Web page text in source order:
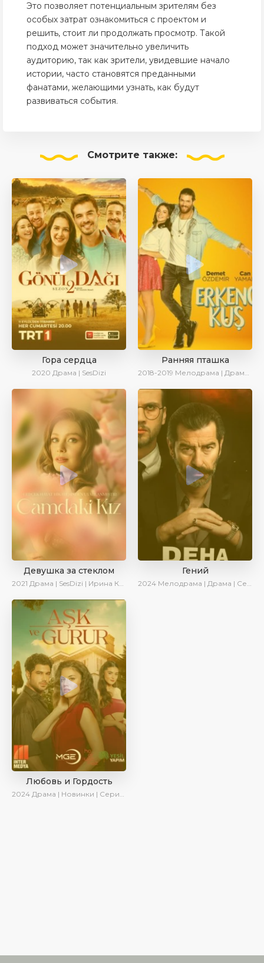
Это позволяет потенциальным зрителям без
особых затрат ознакомиться с проектом и
решить, стоит ли продолжать просмотр. Такой
подход может значительно увеличить
аудиторию, так как зрители, увидевшие начало
истории, часто становятся преданными
фанатами, желающими узнать, как будут
развиваться события.
Смотрите также:
Гора сердца
2020 Драма | SesDizi
Ранняя пташка
2018-2019 Мелодрама | Драма | Комедия | SesDizi | Ирина Котова
Девушка за стеклом
2021 Драма | SesDizi | Ирина Котова
Гений
2024 Мелодрама | Драма | Сериалы 2024
Любовь и Гордость
2024 Драма | Новинки | Сериалы 2024